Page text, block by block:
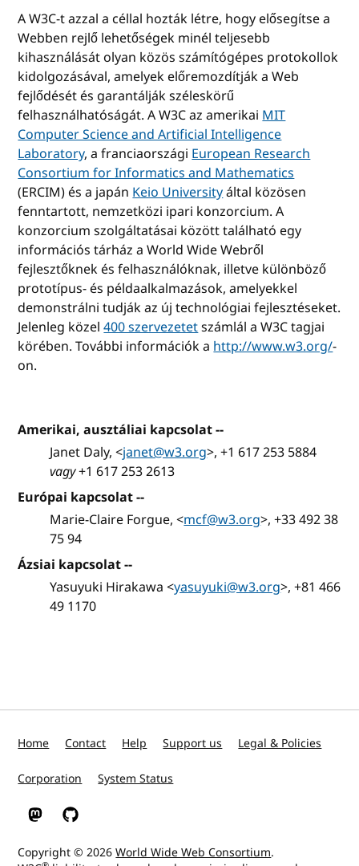
A W3C-t azzal a céllal hozták létre, hogy elősegítse a
Webben rejlő lehetőségek minél teljesebb
kihasználását olyan közös számítógépes protokollok
kidolgozásával, amelyek előremozdítják a Web
fejlődését és garantálják széleskörű
felhasználhatóságát. A W3C az amerikaiMIT
Computer Science and Artificial Intelligence
Laboratory, a franciaországiEuropean Research
Consortium for Informatics and Mathematics
(ERCIM) és a japánKeio Universityáltal közösen
fenntartott, nemzetközi ipari konzorcium. A
konzorcium szolgáltatásai között található egy
információs tárház a World Wide Webről
fejlesztőknek és felhasználóknak, illetve különböző
prototípus- és példaalkalmazások, amelyekkel
demonstrálni tudják az új technológiai fejlesztéseket.
Jelenleg közel400 szervezetetszámlál a W3C tagjai
körében. További információk ahttp://www.w3.org/-
on.
Amerikai, ausztáliai kapcsolat --
Janet Daly, <janet@w3.org>, +1 617 253 5884
vagy+1 617 253 2613
Európai kapcsolat --
Marie-Claire Forgue, <mcf@w3.org>, +33 492 38
75 94
Ázsiai kapcsolat --
Yasuyuki Hirakawa <yasuyuki@w3.org>, +81 466
49 1170
Home Contact Help Support us Legal & Policies
Corporation System Status
W3C on Mastodon
W3C on GitHub
Copyright © 2026World Wide Web Consortium.